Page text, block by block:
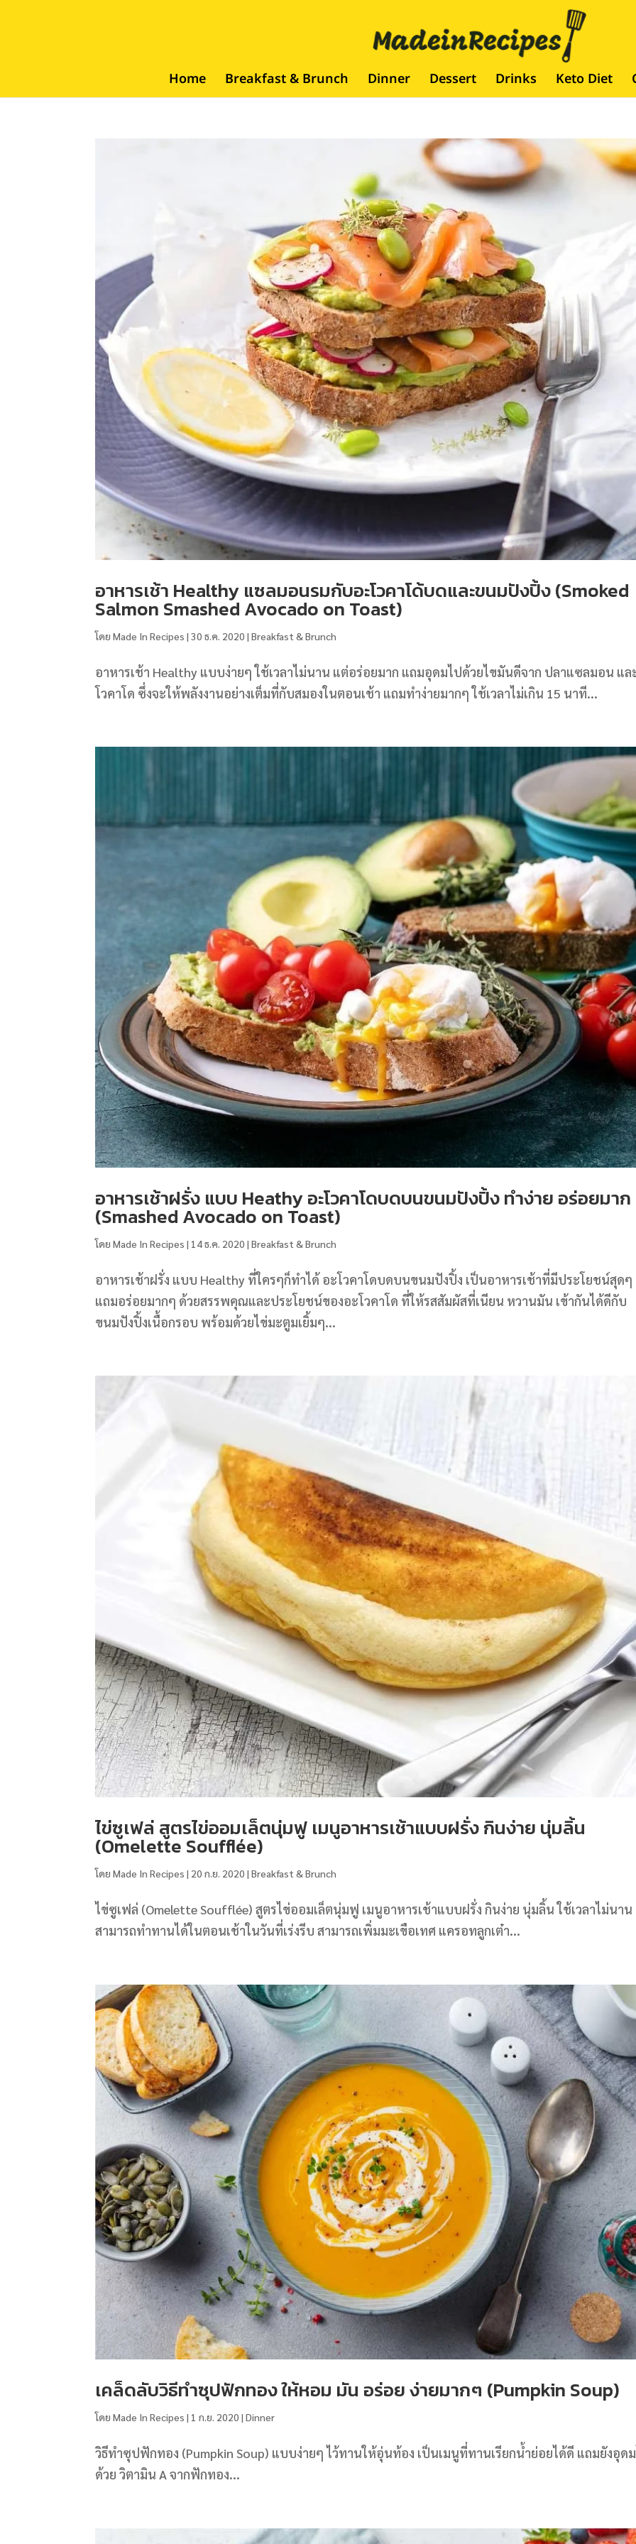
Home Breakfast & Brunch Dinner Dessert Drinks Keto Diet
อาหารเช้า Healthy แซลมอนรมกับอะโวคาโด้บดและขนมปังปิ้ง (Smoked
Salmon Smashed Avocado on Toast)
โดยMade In Recipes |30 ธ.ค. 2020 |Breakfast & Brunch
อาหารเช้า Healthy แบบง่ายๆ ใช้เวลาไม่นาน แต่อร่อยมาก แถมอุดมไปด้วยไขมันดีจาก ปลาแซลมอน แล
โวคาโด ซึ่งจะให้พลังงานอย่างเต็มที่กับสมองในตอนเช้า แถมทำง่ายมากๆ ใช้เวลาไม่เกิน 15 นาที...
อาหารเช้าฝรั่ง แบบ Heathy อะโวคาโดบดบนขนมปังปิ้ง ทำง่าย อร่อยมาก
(Smashed Avocado on Toast)
โดยMade In Recipes | 14 ธ.ค. 2020 |Breakfast & Brunch
อาหารเช้าฝรั่ง แบบ Healthy ที่ใครๆก็ทำได้ อะโวคาโดบดบนขนมปังปิ้ง เป็นอาหารเช้าที่มีประโยชน์สุดๆ
แถมอร่อยมากๆ ด้วยสรรพคุณและประโยชน์ของอะโวคาโด ที่ให้รสสัมผัสที่เนียน หวานมัน เข้ากันได้ดีกับ
ขนมปังปิ้งเนื้อกรอบ พร้อมด้วยไข่มะตูมเยิ้มๆ...
ไข่ซูเฟล่ สูตรไข่ออมเล็ตนุ่มฟู เมนูอาหารเช้าแบบฝรั่ง กินง่าย นุ่มลิ้น
(Omelette Soufflée)
โดยMade In Recipes | 20 ก.ย. 2020 |Breakfast & Brunch
ไข่ซูเฟล่ (Omelette Soufflée) สูตรไข่ออมเล็ตนุ่มฟู เมนูอาหารเช้าแบบฝรั่ง กินง่าย นุ่มลิ้น ใช้เวลาไม่นาน
สามารถทำทานได้ในตอนเช้าในวันที่เร่งรีบ สามารถเพิ่มมะเขือเทศ แครอทลูกเต๋า...
เคล็ดลับวิธีทําซุปฟักทอง ให้หอม มัน อร่อย ง่ายมากๆ (Pumpkin Soup)
โดยMade In Recipes | 1 ก.ย. 2020 |Dinner
วิธีทําซุปฟักทอง (Pumpkin Soup) แบบง่ายๆ ไว้ทานให้อุ่นท้อง เป็นเมนูที่ทานเรียกน้ำย่อยได้ดี แถมยังอุด
ด้วย วิตามิน A จากฟักทอง...